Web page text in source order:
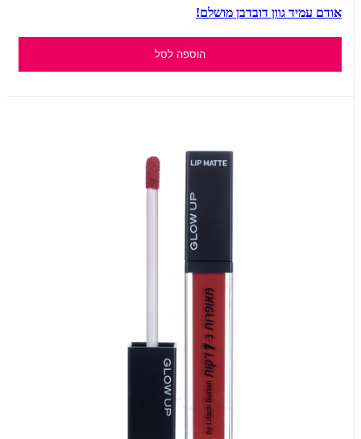
אודם עמיד גוון דובדבן מושלם!
הוספה לסל